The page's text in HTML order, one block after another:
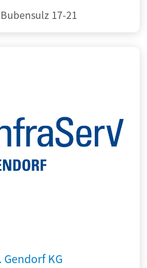
17-21
Gendorf KG